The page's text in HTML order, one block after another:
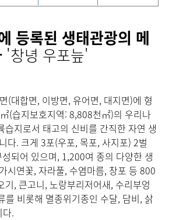
등록된 생태관광의 메
'창녕 우포늪'
(대합면, 이방면, 유어면, 대지면)에 형
(습지보호지역: 8,808천㎡)의 우리나
습지로서 태고의 신비를 간직한 자연 생
다. 크게 3포(우포, 목포, 사지포) 2벌
되어 있으며, 1,200여 종의 다양한 생
시연꽃, 자라풀, 수염마름, 창포 등 800
기, 큰고니, 노랑부리저어새, 수리부엉
를 비롯해 멸종위기종인 수달, 담비, 삵
.